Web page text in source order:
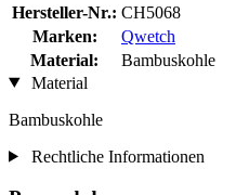
Hersteller-Nr.: CH5068
Marken:
Qwetch
Material:
Bambuskohle
Material
Bambuskohle
Rechtliche Informationen